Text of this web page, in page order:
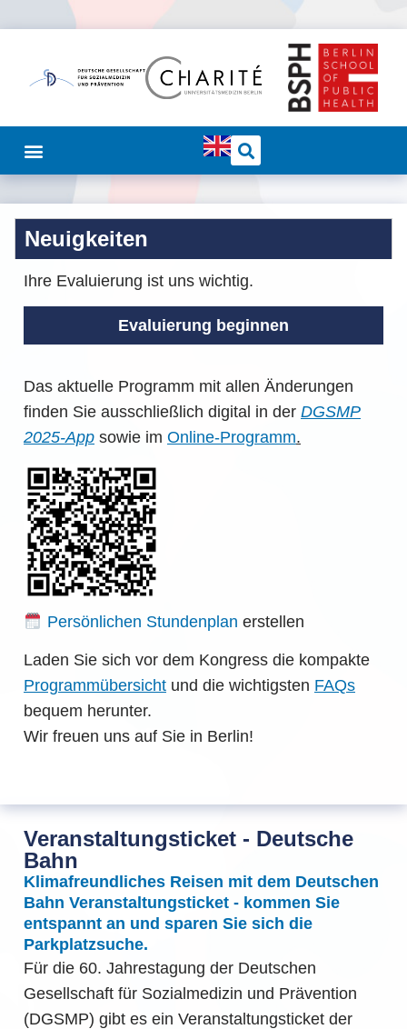
Veranstaltungsticket - Deutsche
Bahn
Klimafreundliches Reisen mit dem Deutschen
Bahn Veranstaltungsticket - kommen Sie
entspannt an und sparen Sie sich die
Parkplatzsuche.
Für die 60. Jahrestagung der Deutschen
Gesellschaft für Sozialmedizin und Prävention
(DGSMP) gibt es ein Veranstaltungsticket der
Neuigkeiten
Ihre Evaluierung ist uns wichtig.
Evaluierung beginnen
Das aktuelle Programm mit allen Änderungen
finden Sie ausschließlich digital in der DGSMP
2025-App sowie im Online-Programm.
Persönlichen Stundenplan erstellen
Laden Sie sich vor dem Kongress die kompakte
Programmübersicht und die wichtigsten FAQs
bequem herunter.
Wir freuen uns auf Sie in Berlin!